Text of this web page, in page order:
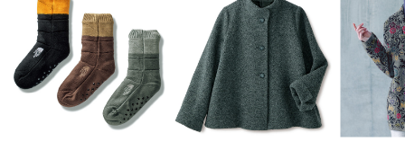
靴下
サングラス／
傘／日傘